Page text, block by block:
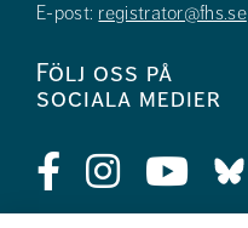
E-post: registrator@fhs.se
Följ oss på
sociala medier